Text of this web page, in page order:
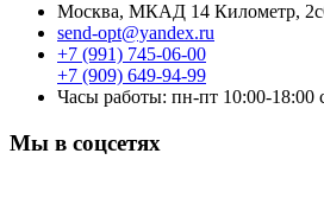
Москва, МКАД 14 Километр,
send-opt@yandex.ru
+7 (991) 745-06-00
+7 (909) 649-94-99
Часы работы: пн-пт 10:00-18:00
Мы в соцсетях